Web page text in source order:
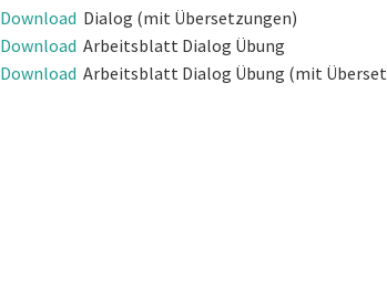
Download Dialog (mit Übersetzungen)
Download Arbeitsblatt Dialog Übung
Download Arbeitsblatt Dialog Übung (mit